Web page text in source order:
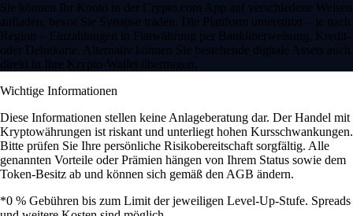
Sie können Ihr Konto in der Crypto.com App auf verschiedene Weisen
aufladen, bevor Sie Synapse traden. Die Plattform unterstützt – je nach
Region – Einzahlungen in Fiatwährung per Banküberweisung, Kredit-
oder Debitkarte. Alternativ können Sie bestehende digitale Assets auch
direkt in Ihre Krypto-Wallet übertragen.
Wichtige Informationen
Diese Informationen stellen keine Anlageberatung dar. Der Handel mit
Kryptowährungen ist riskant und unterliegt hohen Kursschwankungen.
Bitte prüfen Sie Ihre persönliche Risikobereitschaft sorgfältig. Alle
genannten Vorteile oder Prämien hängen von Ihrem Status sowie dem
Token-Besitz ab und können sich gemäß den AGB ändern.
*0 % Gebühren bis zum Limit der jeweiligen Level-Up-Stufe. Spreads